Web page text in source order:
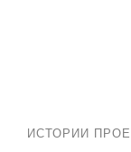
ИСТОРИИ